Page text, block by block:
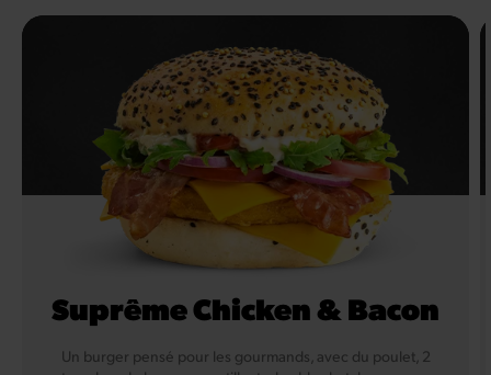
Suprême Chicken & Bacon
Un burger pensé pour les gourmands, avec du poulet, 2